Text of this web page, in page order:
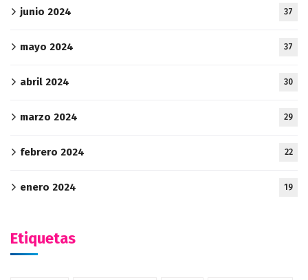
junio 2024 37
mayo 2024 37
abril 2024 30
marzo 2024 29
febrero 2024 22
enero 2024 19
Etiquetas